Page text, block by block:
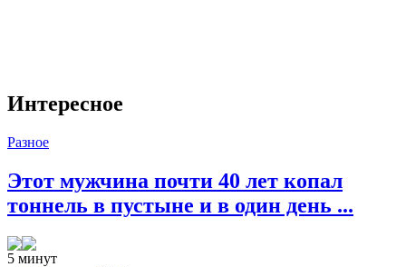
Интересное
Разное
Этот мужчина почти 40 лет копал
тоннель в пустыне и в один день ...
5 минут